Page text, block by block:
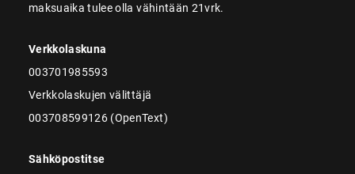
maksuaika tulee olla vähintään 21vrk.
Verkkolaskuna
003701985593
Verkkolaskujen välittäjä
003708599126 (OpenText)
Sähköpostitse